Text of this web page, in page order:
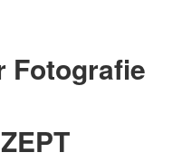
Fotografie